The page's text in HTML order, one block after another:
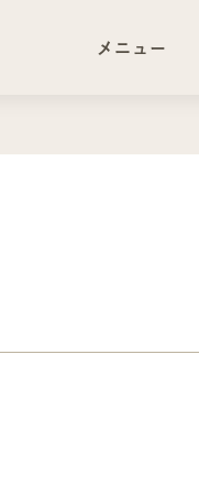
メニュー
メニュー